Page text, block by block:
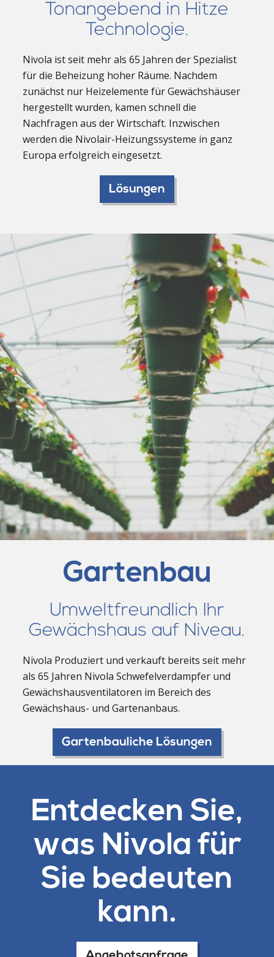
Tonangebend in Hitze
Technologie.
Nivola ist seit mehr als 65 Jahren der Spezialist
für die Beheizung hoher Räume. Nachdem
zunächst nur Heizelemente für Gewächshäuser
hergestellt wurden, kamen schnell die
Nachfragen aus der Wirtschaft. Inzwischen
werden die Nivolair-Heizungssysteme in ganz
Europa erfolgreich eingesetzt.
Lösungen
Gartenbau
Umweltfreundlich Ihr
Gewächshaus auf Niveau.
Nivola Produziert und verkauft bereits seit mehr
als 65 Jahren Nivola Schwefelverdampfer und
Gewächshausventilatoren im Bereich des
Gewächshaus- und Gartenanbaus.
Gartenbauliche Lösungen
Entdecken Sie,
was Nivola für
Sie bedeuten
kann.